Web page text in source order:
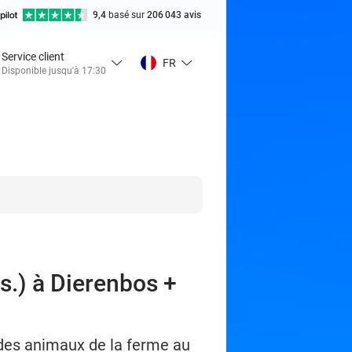
9,4 basé sur 206 043 avis
Service client
Disponible jusqu'à 17:30
FR
à Dierenbos +
animaux de la ferme au